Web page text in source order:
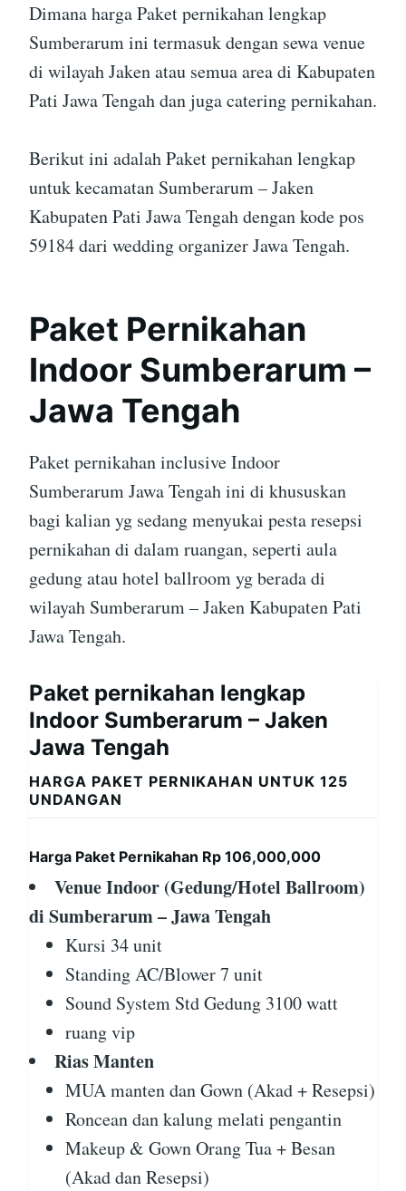
Dimana harga Paket pernikahan lengkap
Sumberarum ini termasuk dengan sewa venue
di wilayah Jaken atau semua area di Kabupaten
Pati Jawa Tengah dan juga catering pernikahan.
Berikut ini adalah Paket pernikahan lengkap
untuk kecamatan Sumberarum – Jaken
Kabupaten Pati Jawa Tengah dengan kode pos
59184 dari wedding organizer Jawa Tengah.
Paket Pernikahan
Indoor Sumberarum –
Jawa Tengah
Paket pernikahan inclusive Indoor
Sumberarum Jawa Tengah ini di khususkan
bagi kalian yg sedang menyukai pesta resepsi
pernikahan di dalam ruangan, seperti aula
gedung atau hotel ballroom yg berada di
wilayah Sumberarum – Jaken Kabupaten Pati
Jawa Tengah.
Paket pernikahan lengkap
Indoor Sumberarum – Jaken
Jawa Tengah
HARGA PAKET PERNIKAHAN UNTUK 125
UNDANGAN
Harga Paket Pernikahan Rp 106,000,000
Venue Indoor (Gedung/Hotel Ballroom)
di Sumberarum – Jawa Tengah
Kursi 34 unit
Standing AC/Blower 7 unit
Sound System Std Gedung 3100 watt
ruang vip
Rias Manten
MUA manten dan Gown (Akad + Resepsi)
Roncean dan kalung melati pengantin
Makeup & Gown Orang Tua + Besan
(Akad dan Resepsi)